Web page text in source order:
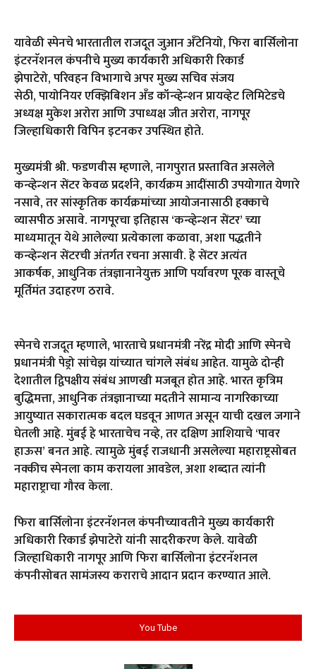
यावेळी स्पेनचे भारतातील राजदूत जुआन अँटेनियो, फिरा बार्सिलोना
इंटरनॅशनल कंपनीचे मुख्य कार्यकारी अधिकारी रिकार्ड
झेपाटेरो, परिवहन विभागाचे अपर मुख्य सचिव संजय
सेठी, पायोनियर एक्झिबिशन अँड कॉन्व्हेन्शन प्रायव्हेट लिमिटेडचे
अध्यक्ष मुकेश अरोरा आणि उपाध्यक्ष जीत अरोरा, नागपूर
जिल्हाधिकारी विपिन इटनकर उपस्थित होते.
मुख्यमंत्री श्री. फडणवीस म्हणाले, नागपुरात प्रस्तावित असलेले
कन्व्हेन्शन सेंटर केवळ प्रदर्शने, कार्यक्रम आदींसाठी उपयोगात येणारे
नसावे, तर सांस्कृतिक कार्यक्रमांच्या आयोजनासाठी हक्काचे
व्यासपीठ असावे. नागपूरचा इतिहास ‘कन्व्हेन्शन सेंटर’ च्या
माध्यमातून येथे आलेल्या प्रत्येकाला कळावा, अशा पद्धतीने
कन्व्हेन्शन सेंटरची अंतर्गत रचना असावी. हे सेंटर अत्यंत
आकर्षक, आधुनिक तंत्रज्ञानानेयुक्त आणि पर्यावरण पूरक वास्तूचे
मूर्तिमंत उदाहरण ठरावे.
स्पेनचे राजदूत म्हणाले, भारताचे प्रधानमंत्री नरेंद्र मोदी आणि स्पेनचे
प्रधानमंत्री पेड्रो सांचेझ यांच्यात चांगले संबंध आहेत. यामुळे दोन्ही
देशातील द्विपक्षीय संबंध आणखी मजबूत होत आहे. भारत कृत्रिम
बुद्धिमत्ता, आधुनिक तंत्रज्ञानाच्या मदतीने सामान्य नागरिकाच्या
आयुष्यात सकारात्मक बदल घडवून आणत असून याची दखल जगाने
घेतली आहे. मुंबई हे भारताचेच नव्हे, तर दक्षिण आशियाचे ‘पावर
हाऊस’ बनत आहे. त्यामुळे मुंबई राजधानी असलेल्या महाराष्ट्रसोबत
नक्कीच स्पेनला काम करायला आवडेल, अशा शब्दात त्यांनी
महाराष्ट्राचा गौरव केला.
फिरा बार्सिलोना इंटरनॅशनल कंपनीच्यावतीने मुख्य कार्यकारी
अधिकारी रिकार्ड झेपाटेरो यांनी सादरीकरण केले. यावेळी
जिल्हाधिकारी नागपूर आणि फिरा बार्सिलोना इंटरनॅशनल
कंपनीसोबत सामंजस्य कराराचे आदान प्रदान करण्यात आले.
You Tube